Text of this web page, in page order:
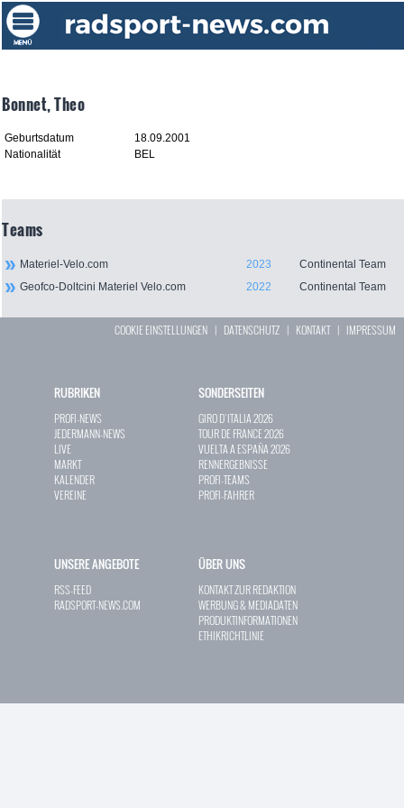
Bonnet, Theo
Geburtsdatum
18.09.2001
Nationalität
BEL
Teams
Materiel-Velo.com 2023
Continental Team
Geofco-Doltcini Materiel Velo.com
2022 Continental Team
COOKIE EINSTELLUNGEN | DATENSCHUTZ | KONTAKT| IMPRESSUM
RUBRIKEN
PROFI-NEWS
JEDERMANN-NEWS
LIVE
MARKT
KALENDER
VEREINE
SONDERSEITEN
GIRO D`ITALIA 2026
TOUR DE FRANCE 2026
VUELTA A ESPAÑA 2026
RENNERGEBNISSE
PROFI-TEAMS
PROFI-FAHRER
UNSERE ANGEBOTE
RSS-FEED
RADSPORT-NEWS.COM
ÜBER UNS
KONTAKT ZUR REDAKTION
WERBUNG & MEDIADATEN
PRODUKTINFORMATIONEN
ETHIKRICHTLINIE